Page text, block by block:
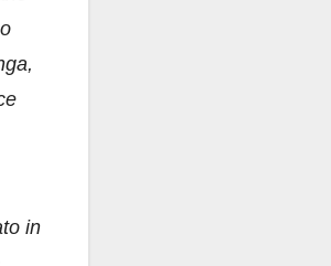
in